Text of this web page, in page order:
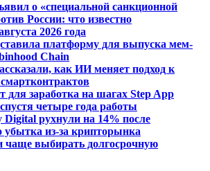
о «специальной санкционной
России: что известно
2026 года
платформу для выпуска мем-
Chain
как ИИ меняет подход к
смартконтрактов
для заработка на шагах Step App
четыре года работы
рухнули на 14% после
убытка из-за крипторынка
чаще выбирать долгосрочную